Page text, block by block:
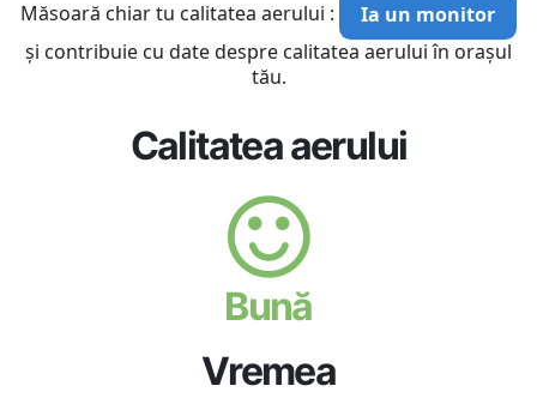
Măsoară chiar tu calitatea aerului :
Ia un monitor
și contribuie cu date despre calitatea aerului în orașul
tău.
Calitatea aerului
Bună
Vremea